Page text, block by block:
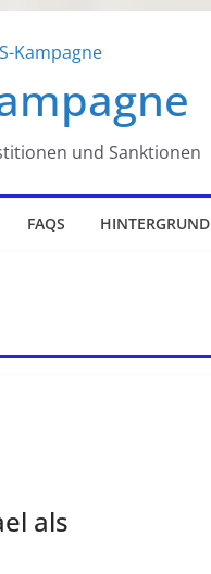
und Sanktionen
FAQS HINTERGRUND
als